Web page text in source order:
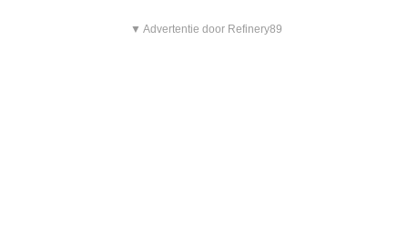
▼ Advertentie door Refinery89